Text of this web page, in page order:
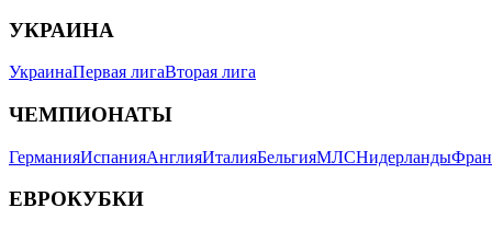
УКРАИНА
УкраинаПервая лигаВторая лига
ЧЕМПИОНАТЫ
ГерманияИспанияАнглияИталияБельгияМЛСНидерланды
ЕВРОКУБКИ